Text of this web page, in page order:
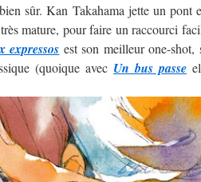
sûr. Kan Takahama jette un pont
mature, pour faire un raccourci
expressos est son meilleur one-shot,
(quoique avec Un bus passe